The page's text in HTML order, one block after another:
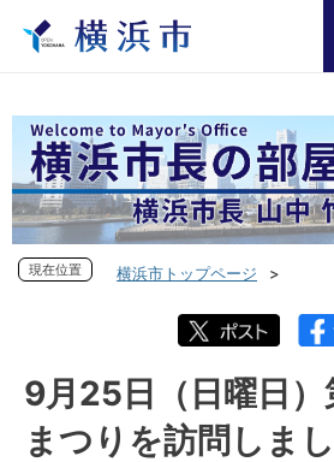
現在位置
横浜市トップページ
フォトダイアリー 2022年度
フォトダイアリー 2022年9月
9月25日（日曜日）第46回磯子まつりを訪
9月25日（日曜日
まつりを訪問しま